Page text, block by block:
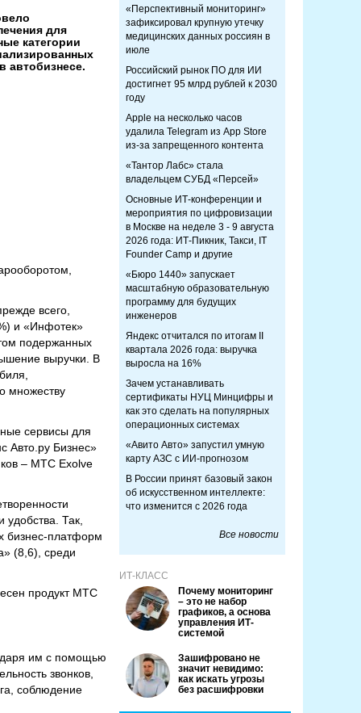
для
категории
автобизнесе.
всего,
и «Инфотек»
подержанных
выручки. В
множеству
сервисы для
Авто.ру Бизнес»
– МТС Exolve
Так,
бизнес-платформ
(8,6), среди
продукт МТС
им с помощью
звонков,
соблюдение
«Перспективный мониторинг»
зафиксировал крупную утечку
медицинских данных россиян в
июле
Российский рынок ПО для ИИ
достигнет 95 млрд рублей к 2030
году
Apple на несколько часов
удалила Telegram из App Store
из-за запрещенного контента
«Тантор Лабс» стала
владельцем СУБД «Персей»
Основные ИТ-конференции и
мероприятия по цифровизации
в Москве на неделе 3 - 9 августа
2026 года: ИТ-Пикник, Такси, IT
Founder Camp и другие
«Бюро 1440» запускает
масштабную образовательную
программу для будущих
инженеров
Яндекс отчитался по итогам II
квартала 2026 года: выручка
выросла на 16%
Зачем устанавливать
сертификаты НУЦ Минцифры и
как это сделать на популярных
операционных системах
«Авито Авто» запустил умную
карту АЗС с ИИ-прогнозом
В России принят базовый закон
об искусственном интеллекте:
что изменится с 2026 года
Все новости
ИТ-КЛАСС
Почему мониторинг
– это не набор
графиков, а основа
управления ИТ-
системой
Зашифровано не
значит невидимо:
как искать угрозы
без расшифровки